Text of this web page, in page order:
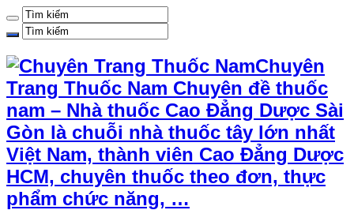
Chuyên
Trang Thuốc Nam Chuyên đề thuốc
nam – Nhà thuốc Cao Đẳng Dược Sài
Gòn là chuỗi nhà thuốc tây lớn nhất
Việt Nam, thành viên Cao Đẳng Dược
HCM, chuyên thuốc theo đơn, thực
phẩm chức năng, …